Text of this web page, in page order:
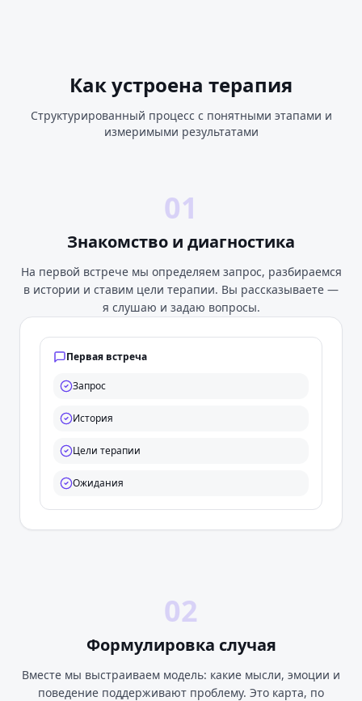
Как устроена терапия
Структурированный процесс с понятными этапами и
измеримыми результатами
01
Знакомство и диагностика
На первой встрече мы определяем запрос, разбираемся
в истории и ставим цели терапии. Вы рассказываете —
я слушаю и задаю вопросы.
Первая встреча
Запрос
История
Цели терапии
Ожидания
02
Формулировка случая
Вместе мы выстраиваем модель: какие мысли, эмоции и
поведение поддерживают проблему. Это карта, по